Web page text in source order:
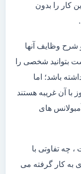
کار را بدون
شرح وظایف آنها
بتوانید شخصی را
باشد؛ اما
با آن غریبه هستند
های
چه تفاوتی با
به کار گرفته می